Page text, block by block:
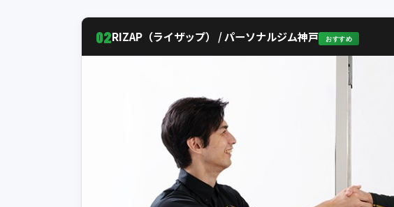
02RIZAP（ライザップ） / パーソナルジム神戸 おすすめ